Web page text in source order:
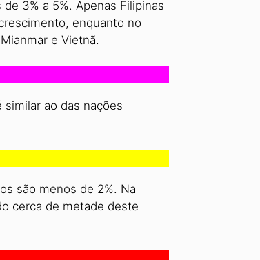
3% a 5%. Apenas Filipinas
enquanto no
e Vietnã.
ao das nações
são menos de 2%. Na
cerca de metade deste